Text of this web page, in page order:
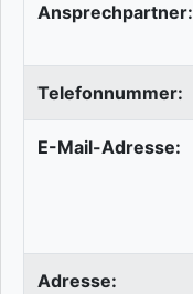
Ansprechpartner:
Telefonnummer:
E-Mail-Adresse:
Adresse: